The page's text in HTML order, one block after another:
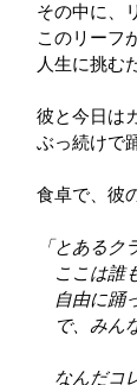
その中に、
このリーフ
人生に挑む
彼と今日は
ぶっ続けで
食卓で、彼
「とあるク
ここは誰
自由に踊
で、みん
なんだコ